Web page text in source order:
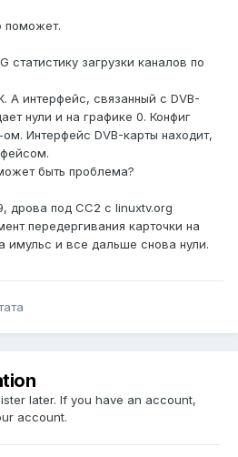
поможет.
загрузки каналов по
А интерфейс, связанный с DVB-
нули и на графике 0. Конфиг
Интерфейс DVB-карты находит,
быть проблема?
дрова под СС2 с linuxtv.org
передергивания карточки на
имульс и все дальше снова нули.
later. If you have an account,
account.